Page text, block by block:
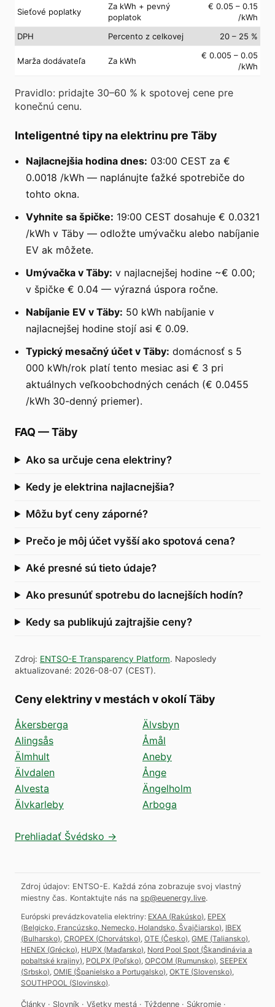
Sieťové poplatky
Za kWh + pevný
poplatok
€ 0.05 – 0.15
/kWh
DPH
Percento z celkovej 20 – 25 %
Marža dodávateľa Za kWh
€ 0.005 – 0.05
/kWh
Pravidlo: pridajte 30–60 % k spotovej cene pre
konečnú cenu.
Inteligentné tipy na elektrinu pre Täby
Najlacnejšia hodina dnes: 03:00 CEST za €
0.0018 /kWh — naplánujte ťažké spotrebiče do
tohto okna.
Vyhnite sa špičke: 19:00 CEST dosahuje € 0.0321
/kWh v Täby — odložte umývačku alebo nabíjanie
EV ak môžete.
Umývačka v Täby: v najlacnejšej hodine ~€ 0.00;
v špičke € 0.04 — výrazná úspora ročne.
Nabíjanie EV v Täby: 50 kWh nabíjanie v
najlacnejšej hodine stojí asi € 0.09.
Typický mesačný účet v Täby: domácnosť s 5
000 kWh/rok platí tento mesiac asi € 3 pri
aktuálnych veľkoobchodných cenách (€ 0.0455
/kWh 30-denný priemer).
FAQ —Täby
Ako sa určuje cena elektriny?
Kedy je elektrina najlacnejšia?
Môžu byť ceny záporné?
Prečo je môj účet vyšší ako spotová cena?
Aké presné sú tieto údaje?
Ako presunúť spotrebu do lacnejších hodín?
Kedy sa publikujú zajtrajšie ceny?
Zdroj: ENTSO-E Transparency Platform. Naposledy
aktualizované: 2026-08-07 (CEST).
Ceny elektriny v mestách v okolí Täby
Åkersberga
Alingsås
Älmhult
Älvdalen
Alvesta
Älvkarleby
Älvsbyn
Åmål
Aneby
Ånge
Ängelholm
Arboga
Prehliadať Švédsko →
Zdroj údajov: ENTSO-E. Každá zóna zobrazuje svoj vlastný
miestny čas. Kontaktujte nás na sp@euenergy.live.
Európski prevádzkovatelia elektriny: EXAA (Rakúsko) EPEX
(Belgicko, Francúzsko, Nemecko, Holandsko, Švajčiarsko) IBEX
(Bulharsko) CROPEX (Chorvátsko) OTE (Česko) GME (Taliansko)
HENEX (Grécko) HUPX (Maďarsko) Nord Pool Spot (Škandinávia a
pobaltské krajiny) POLPX (Poľsko) OPCOM (Rumunsko) SEEPEX
(Srbsko) OMIE (Španielsko a Portugalsko) OKTE (Slovensko)
SOUTHPOOL (Slovinsko).
Články · Slovník · Všetky mestá · Týždenne · Súkromie ·